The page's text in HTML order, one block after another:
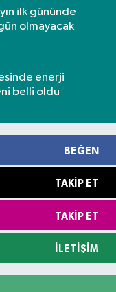
ilk gününde
olmayacak
enerji
belli oldu
BEĞEN
TAKIP ET
TAKIP ET
İLETIŞIM